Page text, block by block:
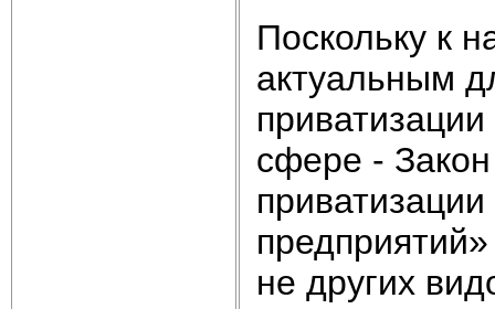
Поскольку к
актуальным
сфере -
не других